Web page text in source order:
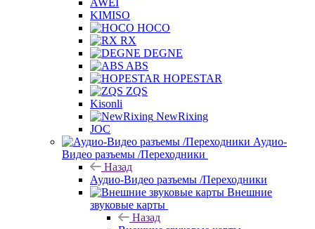
AWEI
KIMISO
HOCO
RX
DEGNE
ABS
HOPESTAR
ZQS
Kisonli
NewRixing
JOC
Аудио-
Видео разъемы /Переходники
Назад
Аудио-Видео разъемы /Переходники
Внешние
звуковые карты
Назад